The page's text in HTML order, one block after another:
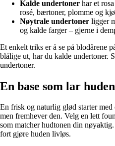
Kalde undertoner har et
rosé, bærtoner, plomme og
Nøytrale undertoner ligger
og kalde farger – gjerne i
Et enkelt triks er å se på blodårene
blålige ut, har du kalde undertoner.
undertoner.
En base som lar
En frisk og naturlig glød starter med
men fremhever den. Velg en lett
som matcher hudtonen din
fort gjøre huden livløs.